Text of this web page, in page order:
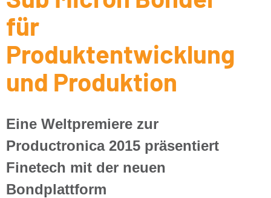
für
Produktentwicklung
und Produktion
Eine Weltpremiere zur
Productronica 2015 präsentiert
Finetech mit der neuen
Bondplattform